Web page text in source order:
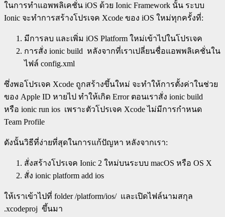
ในการทำแอพพลิเคชั่น iOS ด้วย Ionic Framework นั้น ระบบ
Ionic จะทำการสร้างโปรเจค Xcode ของ iOS ใหม่ทุกครั้งที่:
มีการลบ และเพิ่ม iOS Platform ใหม่เข้าไปในโปรเจค
การสั่ง ionic build หลังจากที่เราเปลี่ยนชื่อแอพพลิเคชั่นใน
ไฟล์ config.xml
ซึ่งพอโปรเจค Xcode ถูกสร้างขึ้นใหม่ จะทำให้การตั้งค่าในช่วย
ของ Apple ID หายไป ทำให้เกิด Error ตอนเราสั่ง ionic build
หรือ ionic run ios เพราะตัวโปรเจค Xcode ไม่มีการกำหนด
Team Profile
ดังนั้นวิธีที่ง่ายที่สุดในการแก้ปัญหา หลังจากเรา:
สั่งสร้างโปรเจค Ionic 2 ใหม่บนระบบ macOS หรือ OS X
สั่ง ionic platform add ios
ให้เราเข้าไปที่ folder/platform/ios/และเปิดไฟล์นามสกุล
.xcodeproj ขึ้นมา